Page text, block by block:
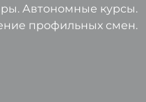
Автономные курсы.
профильных смен.